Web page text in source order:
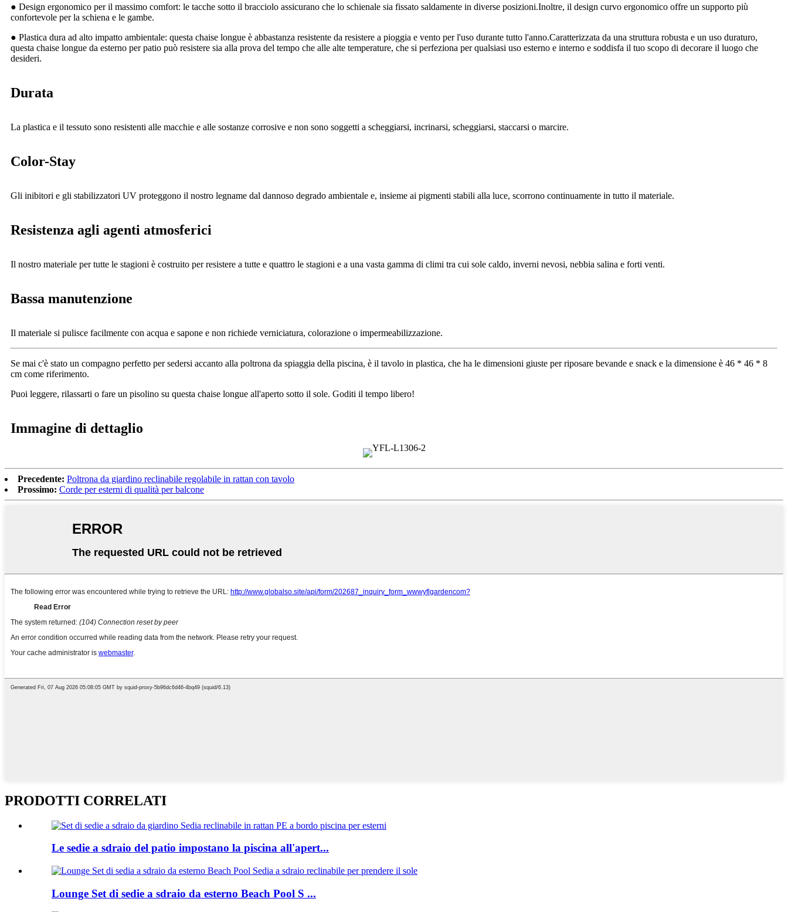
● Design ergonomico per il massimo comfort: le tacche sotto il bracciolo assicurano che lo schienale sia fissato saldamente in diverse posizioni.Inoltre, il design curvo ergonomico offre un supporto più
confortevole per la schiena e le gambe.
● Plastica dura ad alto impatto ambientale: questa chaise longue è abbastanza resistente da resistere a pioggia e vento per l'uso durante tutto l'anno.Caratterizzata da una struttura robusta e un uso duraturo,
questa chaise longue da esterno per patio può resistere sia alla prova del tempo che alle alte temperature, che si perfeziona per qualsiasi uso esterno e interno e soddisfa il tuo scopo di decorare il luogo che
desideri.
Durata
La plastica e il tessuto sono resistenti alle macchie e alle sostanze corrosive e non sono soggetti a scheggiarsi, incrinarsi, scheggiarsi, staccarsi o marcire.
Color-Stay
Gli inibitori e gli stabilizzatori UV proteggono il nostro legname dal dannoso degrado ambientale e, insieme ai pigmenti stabili alla luce, scorrono continuamente in tutto il materiale.
Resistenza agli agenti atmosferici
Il nostro materiale per tutte le stagioni è costruito per resistere a tutte e quattro le stagioni e a una vasta gamma di climi tra cui sole caldo, inverni nevosi, nebbia salina e forti venti.
Bassa manutenzione
Il materiale si pulisce facilmente con acqua e sapone e non richiede verniciatura, colorazione o impermeabilizzazione.
Se mai c'è stato un compagno perfetto per sedersi accanto alla poltrona da spiaggia della piscina, è il tavolo in plastica, che ha le dimensioni giuste per riposare bevande e snack e la dimensione è 46 * 46 * 8
cm come riferimento.
Puoi leggere, rilassarti o fare un pisolino su questa chaise longue all'aperto sotto il sole. Goditi il ​​tempo libero!
Immagine di dettaglio
Precedente: Poltrona da giardino reclinabile regolabile in rattan con tavolo
Prossimo: Corde per esterni di qualità per balcone
PRODOTTI CORRELATI
Le sedie a sdraio del patio impostano la piscina all'apert...
Lounge Set di sedie a sdraio da esterno Beach Pool S ...